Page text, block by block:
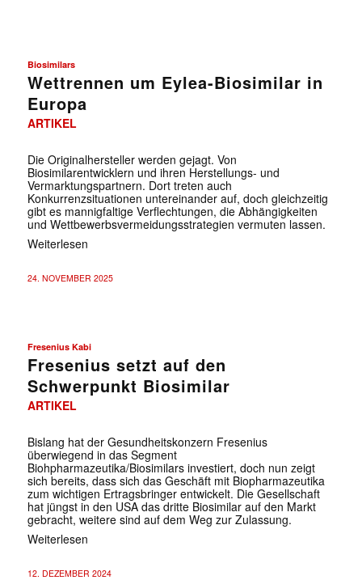
Biosimilars
Wettrennen um Eylea-Biosimilar in
Europa
ARTIKEL
Die Originalhersteller werden gejagt. Von
Biosimilarentwicklern und ihren Herstellungs- und
Vermarktungspartnern. Dort treten auch
Konkurrenzsituationen untereinander auf, doch gleichzeitig
gibt es mannigfaltige Verflechtungen, die Abhängigkeiten
und Wettbewerbsvermeidungsstrategien vermuten lassen.
Weiterlesen
24. NOVEMBER 2025
Fresenius Kabi
Fresenius setzt auf den
Schwerpunkt Biosimilar
ARTIKEL
Bislang hat der Gesundheitskonzern Fresenius
überwiegend in das Segment
Biohpharmazeutika/Biosimilars investiert, doch nun zeigt
sich bereits, dass sich das Geschäft mit Biopharmazeutika
zum wichtigen Ertragsbringer entwickelt. Die Gesellschaft
hat jüngst in den USA das dritte Biosimilar auf den Markt
gebracht, weitere sind auf dem Weg zur Zulassung.
Weiterlesen
12. DEZEMBER 2024